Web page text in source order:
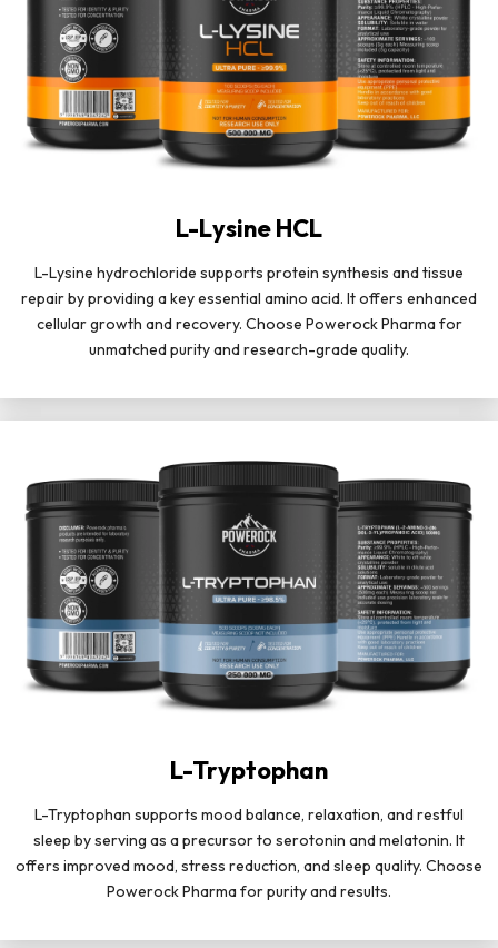
L-Lysine HCL
L-Lysine hydrochloride supports protein synthesis and tissue
repair by providing a key essential amino acid. It offers enhanced
cellular growth and recovery. Choose Powerock Pharma for
unmatched purity and research-grade quality.
L-Tryptophan
L-Tryptophan supports mood balance, relaxation, and restful
sleep by serving as a precursor to serotonin and melatonin. It
offers improved mood, stress reduction, and sleep quality. Choose
Powerock Pharma for purity and results.